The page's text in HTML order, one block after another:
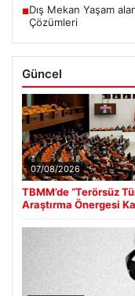
■Dış Mekan Yaşam
Çözümleri
Güncel
07/08/2026
TBMM’de “Terörsüz
Araştırma Önergesi